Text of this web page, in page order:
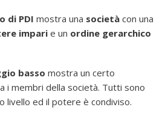
di PDI mostra una società con una
impari e un ordine gerarchico
basso mostra un certo
i membri della società. Tutti sono
livello ed il potere è condiviso.